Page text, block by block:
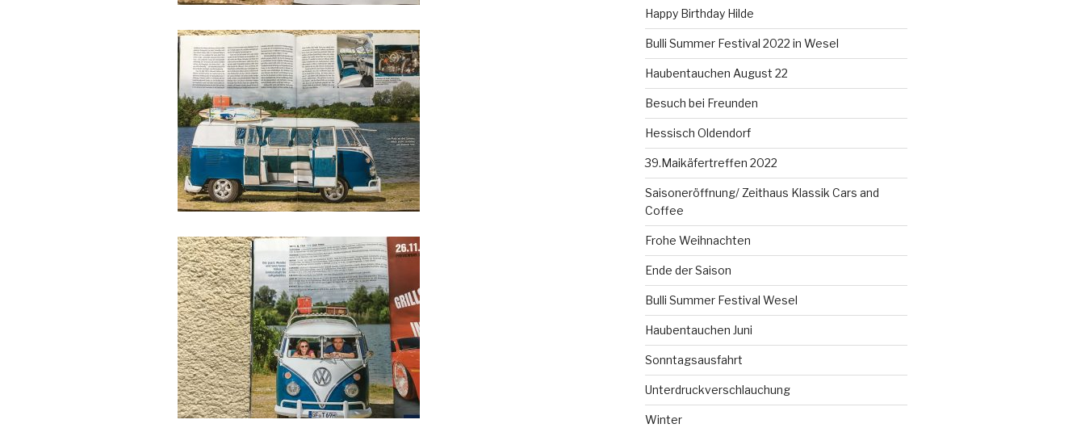
Happy Birthday Hilde
Bulli Summer Festival 2022 in Wesel
Haubentauchen August 22
Besuch bei Freunden
Hessisch Oldendorf
39.Maikäfertreffen 2022
Saisoneröffnung/ Zeithaus Klassik Cars and
Coffee
Frohe Weihnachten
Ende der Saison
Bulli Summer Festival Wesel
Haubentauchen Juni
Sonntagsausfahrt
Unterdruckverschlauchung
Winter